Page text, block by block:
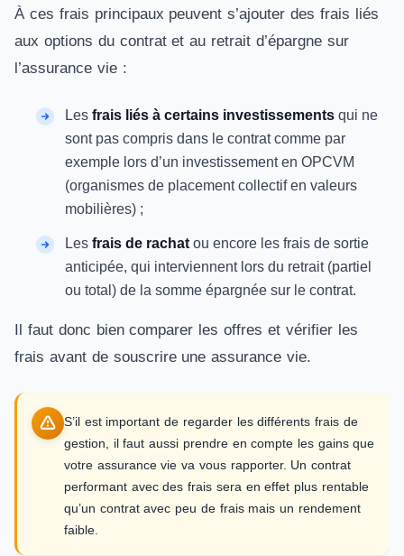
À ces frais principaux peuvent s’ajouter des frais liés
aux options du contrat et au retrait d’épargne sur
l’assurance vie :
Les frais liés à certains investissements qui ne
sont pas compris dans le contrat comme par
exemple lors d’un investissement en OPCVM
(organismes de placement collectif en valeurs
mobilières) ;
Les frais de rachat ou encore les frais de sortie
anticipée, qui interviennent lors du retrait (partiel
ou total) de la somme épargnée sur le contrat.
Il faut donc bien comparer les offres et vérifier les
frais avant de souscrire une assurance vie.
S’il est important de regarder les différents frais de
gestion, il faut aussi prendre en compte les gains que
votre assurance vie va vous rapporter. Un contrat
performant avec des frais sera en effet plus rentable
qu’un contrat avec peu de frais mais un rendement
faible.